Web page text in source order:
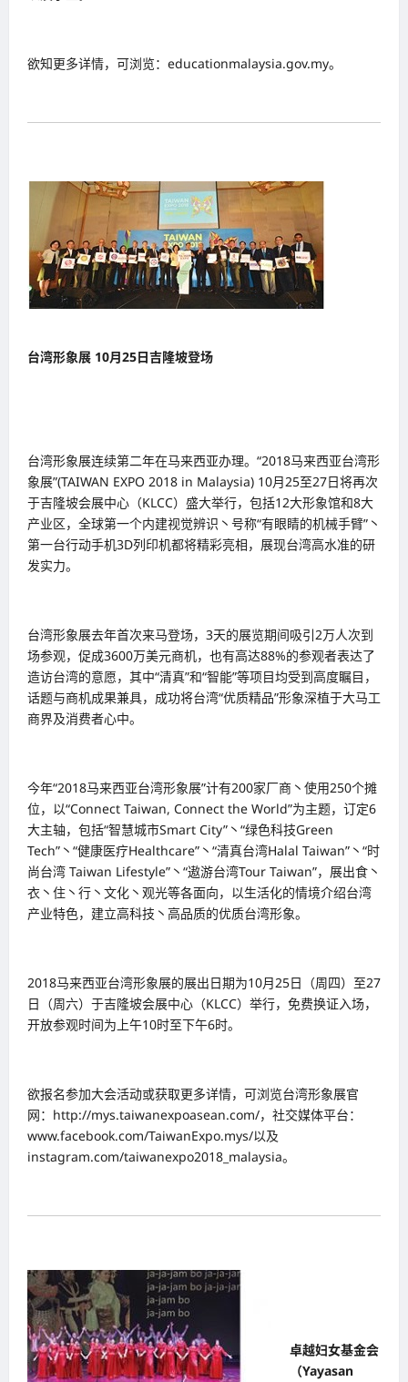
欲知更多详情，可浏览：educationmalaysia.gov.my。
台湾形象展 10月25日吉隆坡登场
台湾形象展连续第二年在马来西亚办理。“2018马来西亚台湾形
象展”(TAIWAN EXPO 2018 in Malaysia) 10月25至27日将再次
于吉隆坡会展中心（KLCC）盛大举行，包括12大形象馆和8大
产业区，全球第一个内建视觉辨识丶号称“有眼睛的机械手臂”丶
第一台行动手机3D列印机都将精彩亮相，展现台湾高水准的研
发实力。
台湾形象展去年首次来马登场，3天的展览期间吸引2万人次到
场参观，促成3600万美元商机，也有高达88%的参观者表达了
造访台湾的意愿，其中“清真”和“智能”等项目均受到高度瞩目，
话题与商机成果兼具，成功将台湾“优质精品”形象深植于大马工
商界及消费者心中。
今年“2018马来西亚台湾形象展”计有200家厂商丶使用250个摊
位，以“Connect Taiwan, Connect the World”为主题，订定6
大主轴，包括“智慧城市Smart City”丶“绿色科技Green
Tech”丶“健康医疗Healthcare”丶“清真台湾Halal Taiwan”丶“时
尚台湾 Taiwan Lifestyle”丶“遨游台湾Tour Taiwan”，展出食丶
衣丶住丶行丶文化丶观光等各面向，以生活化的情境介绍台湾
产业特色，建立高科技丶高品质的优质台湾形象。
2018马来西亚台湾形象展的展出日期为10月25日（周四）至27
日（周六）于吉隆坡会展中心（KLCC）举行，免费换证入场，
开放参观时间为上午10时至下午6时。
欲报名参加大会活动或获取更多详情，可浏览台湾形象展官
网：http://mys.taiwanexpoasean.com/，社交媒体平台：
www.facebook.com/TaiwanExpo.mys/以及
instagram.com/taiwanexpo2018_malaysia。
卓越妇女基金会
（Yayasan